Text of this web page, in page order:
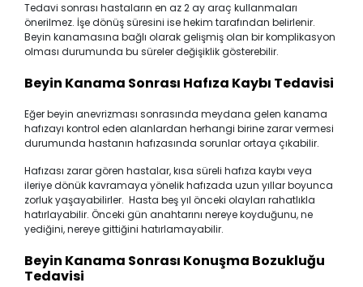
Tedavi sonrası hastaların en az 2 ay araç kullanmaları
önerilmez. İşe dönüş süresini ise hekim tarafından belirlenir.
Beyin kanamasına bağlı olarak gelişmiş olan bir komplikasyon
olması durumunda bu süreler değişiklik gösterebilir.
Beyin Kanama Sonrası Hafıza Kaybı Tedavisi
Eğer beyin anevrizması sonrasında meydana gelen kanama
hafızayı kontrol eden alanlardan herhangi birine zarar vermesi
durumunda hastanın hafızasında sorunlar ortaya çıkabilir.
Hafızası zarar gören hastalar, kısa süreli hafıza kaybı veya
ileriye dönük kavramaya yönelik hafızada uzun yıllar boyunca
zorluk yaşayabilirler. Hasta beş yıl önceki olayları rahatlıkla
hatırlayabilir. Önceki gün anahtarını nereye koyduğunu, ne
yediğini, nereye gittiğini hatırlamayabilir.
Beyin Kanama Sonrası Konuşma Bozukluğu
Tedavisi